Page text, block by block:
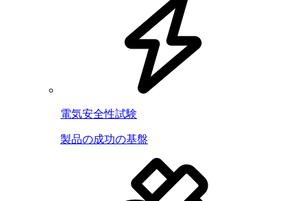
電気安全性試験
製品の成功の基盤